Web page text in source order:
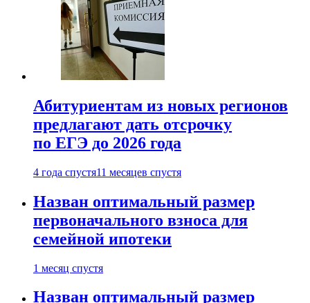
Абитуриентам из новых регионов
предлагают дать отсрочку
по ЕГЭ до 2026 года
4 года спустя11 месяцев спустя
Назван оптимальный размер
первоначального взноса для
семейной ипотеки
1 месяц спустя
Назван оптимальный размер